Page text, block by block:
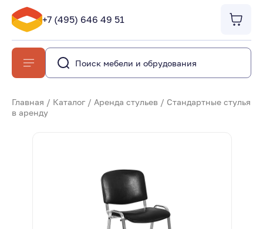
+7 (495) 646 49 51
Главная / Каталог / Аренда стульев / Стандартные стулья
в аренду